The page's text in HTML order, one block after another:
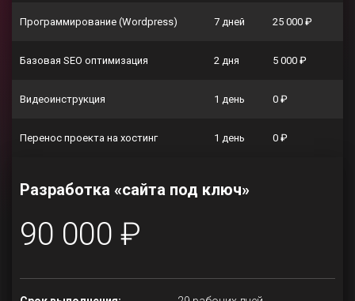
Программирование (Wordpress) 7 дней 25 000 ₽
Базовая SEO оптимизация 2 дня 5 000 ₽
Видеоинструкция 1 день 0 ₽
Перенос проекта на хостинг 1 день 0 ₽
Разработка «сайта под ключ»
90 000 ₽